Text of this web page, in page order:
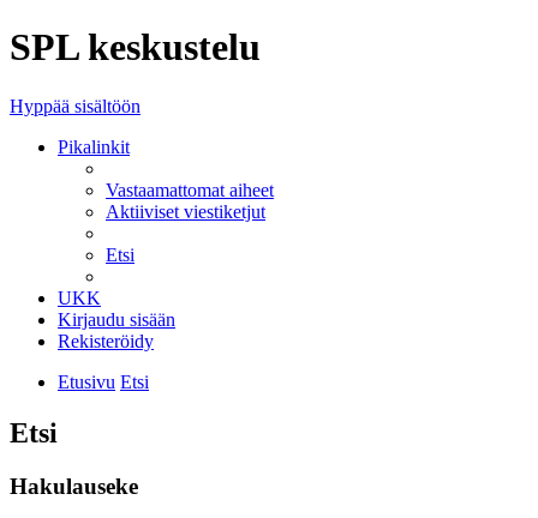
SPL keskustelu
Hyppää sisältöön
Pikalinkit
Vastaamattomat aiheet
Aktiiviset viestiketjut
Etsi
UKK
Kirjaudu sisään
Rekisteröidy
Etusivu Etsi
Etsi
Hakulauseke